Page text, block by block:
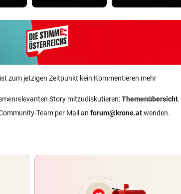
zum jetzigen Zeitpunkt kein Kommentieren mehr
Story mitzudiskutieren:Themenübersicht.
Team per Mail an forum@krone.atwenden.